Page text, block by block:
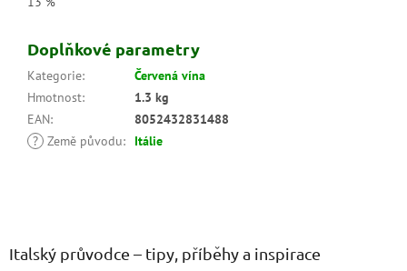
Doplňkové parametry
Kategorie:
Červená vína
Hmotnost:
1.3 kg
EAN:
8052432831488
? Země původu: Itálie
Italský průvodce – tipy, příběhy a inspirace